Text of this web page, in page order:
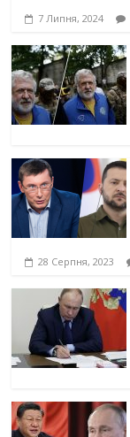
7 Липня, 2024
28 Серпня, 2023